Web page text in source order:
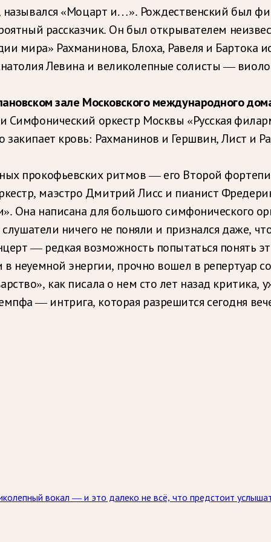
назывался «Моцарт и…». Рождественский был
рассказчик. Он был открывателем
мира» Рахманинова, Блоха, Равеля и Бартока
Левина и великолепные солисты —
зале Московского международного
Симфонический оркестр Москвы «Русская
кровь: Рахманинов и Гершвин, Лист и
прокофьевских ритмов — его Второй
маэстро Дмитрий Лисс и пианист
Она написана для большого симфонического
ничего не поняли и признался даже,
— редкая возможность попытаться понять
неуемной энергии, прочно вошел в репертуар
как писала о нем сто лет назад критика,
— интрига, которая разрешится сегодня
вокал — и это далеко не всё, что предстоит